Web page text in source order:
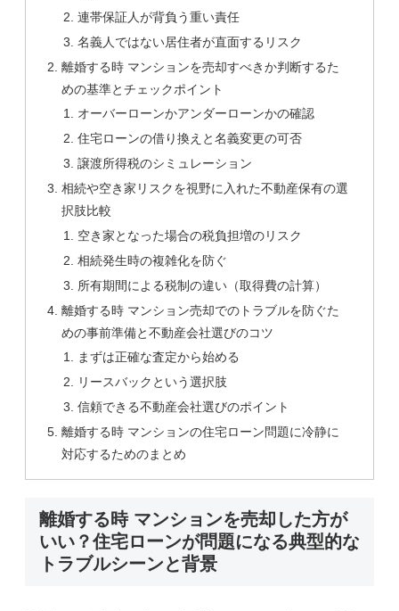
連帯保証人が背負う重い責任
名義人ではない居住者が直面するリスク
離婚する時 マンションを売却すべきか判断するた
めの基準とチェックポイント
オーバーローンかアンダーローンかの確認
住宅ローンの借り換えと名義変更の可否
譲渡所得税のシミュレーション
相続や空き家リスクを視野に入れた不動産保有の選
択肢比較
空き家となった場合の税負担増のリスク
相続発生時の複雑化を防ぐ
所有期間による税制の違い（取得費の計算）
離婚する時 マンション売却でのトラブルを防ぐた
めの事前準備と不動産会社選びのコツ
まずは正確な査定から始める
リースバックという選択肢
信頼できる不動産会社選びのポイント
離婚する時 マンションの住宅ローン問題に冷静に
対応するためのまとめ
離婚する時 マンションを売却した方が
いい？住宅ローンが問題になる典型的な
トラブルシーンと背景